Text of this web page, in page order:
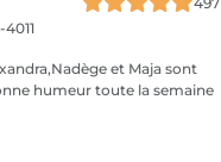
et Maja sont
humeur toute la semaine